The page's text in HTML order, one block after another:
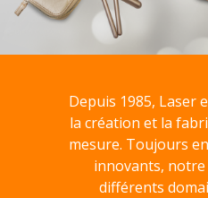
Depuis 1985, Laser
la création et la
mesure. Toujours
innovants,
différents